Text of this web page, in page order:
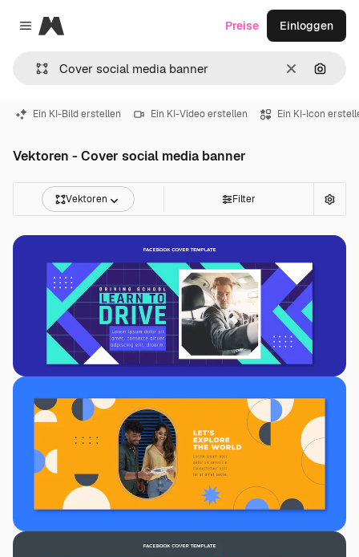
Close menu
Magnific
LöschenNach
Preise Einloggen
Ein KI-Bild erstellen Ein KI-Video erstellen Ein KI-Icon
Vektoren - Cover social media banner
Vektoren Filter